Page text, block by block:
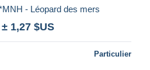
- Léopard des mers
± 1,27 $US
Particulier